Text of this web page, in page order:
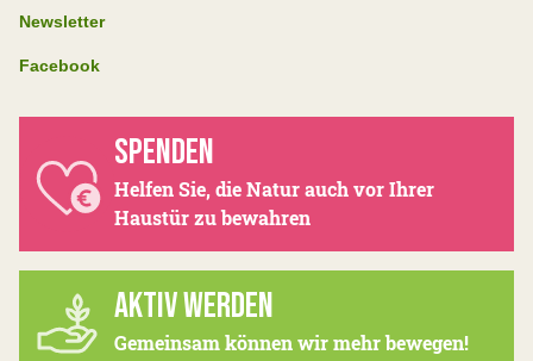
Newsletter
Facebook
SPENDEN
Helfen Sie, die Natur auch vor Ihrer
Haustür zu bewahren
AKTIV WERDEN
Gemeinsam können wir mehr bewegen!